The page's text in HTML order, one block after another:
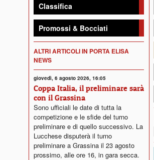
Classifica
Promossi & Bocciati
ALTRI ARTICOLI IN PORTA ELISA
NEWS
giovedì, 6 agosto 2026, 16:05
Coppa Italia, il preliminare sarà
con il Grassina
Sono ufficiali le date di tutta la
competizione e le sfide del turno
preliminare e di quello successivo. La
Lucchese disputerà il turno
preliminare a Grassina il 23 agosto
prossimo, alle ore 16, in gara secca.